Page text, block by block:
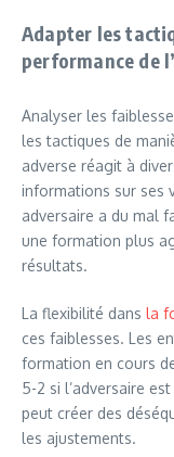
Adapter les
performance de
Analyser les
les tactiques de
adverse réagit à
informations sur ses
adversaire a du mal
une formation plus
résultats.
La flexibilité dans la
ces faiblesses. Les
formation en cours
5-2 si l’adversaire
peut créer des
les ajustements.